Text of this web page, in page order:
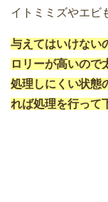
イトミミズやエビ
与えてはいけない
ロリーが高いので
処理しにくい状態
れば処理を行って